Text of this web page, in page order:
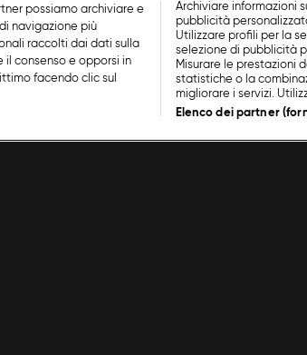
possiamo archiviare e
navigazione più
raccolti dai dati sulla
il consenso e opporsi in
facendo clic sul
Archiviare informazioni
pubblicità
Utilizzare profili per la
selezione di pubblicità
Misurare le prestazioni
statistiche o la
migliorare i servizi.
Elenco dei partner